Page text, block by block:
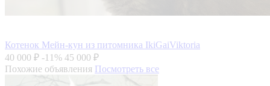
Котенок Мейн-кун из питомника IkiGaiViktoria
40 000 ₽ -11% 45 000 ₽
Похожие объявления Посмотреть все